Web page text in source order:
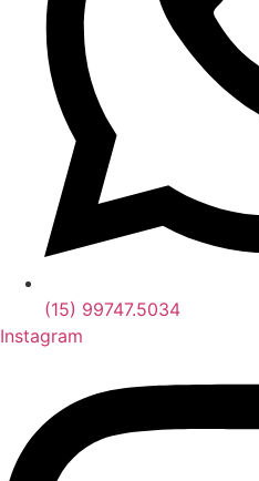
(15) 99747.5034
Instagram